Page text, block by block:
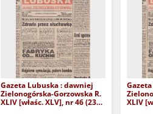
Gazeta Lubuska : dawniej
Zielonogórska-Gorzowska R.
XLIV [właśc. XLV], nr 46 (23
XLIV